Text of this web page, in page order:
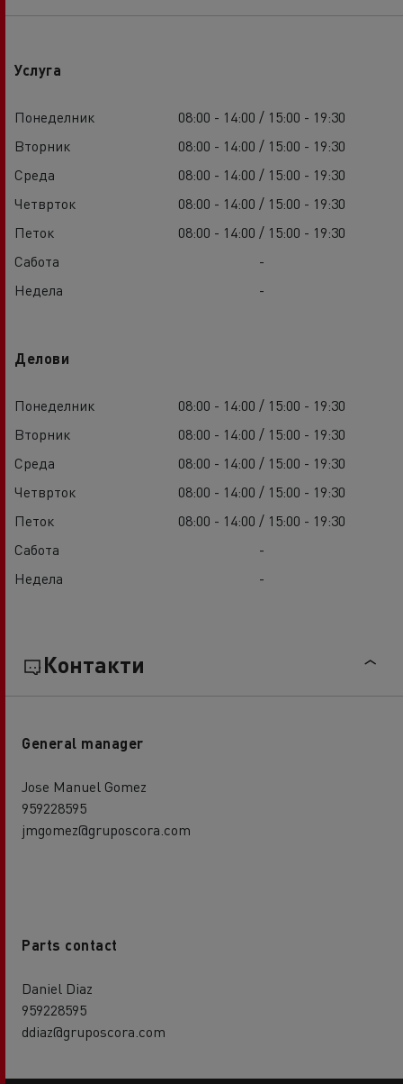
Услуга
Понеделник
08:00 - 14:00 / 15:00 - 19:30
Вторник
08:00 - 14:00 / 15:00 - 19:30
Среда
08:00 - 14:00 / 15:00 - 19:30
Четврток
08:00 - 14:00 / 15:00 - 19:30
Петок
08:00 - 14:00 / 15:00 - 19:30
Сабота
-
Недела
-
Делови
Понеделник
08:00 - 14:00 / 15:00 - 19:30
Вторник
08:00 - 14:00 / 15:00 - 19:30
Среда
08:00 - 14:00 / 15:00 - 19:30
Четврток
08:00 - 14:00 / 15:00 - 19:30
Петок
08:00 - 14:00 / 15:00 - 19:30
Сабота
-
Недела
-
Контакти
General manager
Jose Manuel Gomez
959228595
jmgomez@gruposcora.com
Parts contact
Daniel Diaz
959228595
ddiaz@gruposcora.com